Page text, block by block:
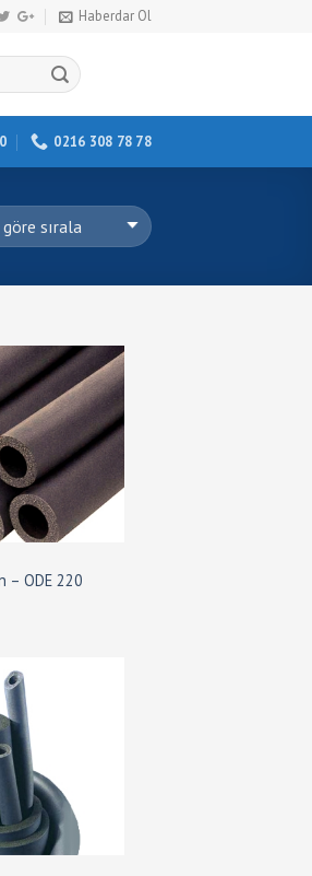
Haberdar Ol
0216 308 78 78
– ODE 220